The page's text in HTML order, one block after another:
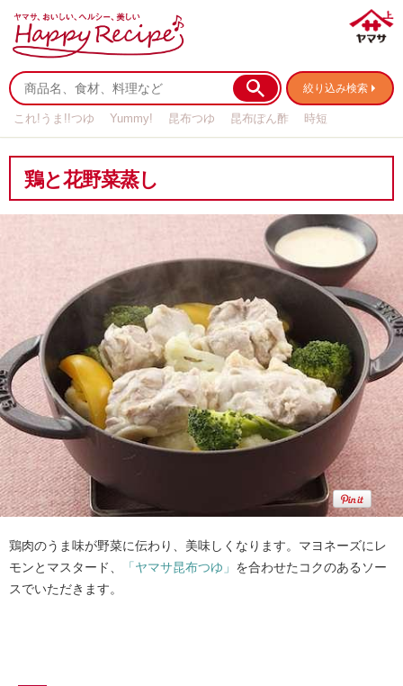
絞り込み検索
これ!うま!!つゆ Yummy! 昆布つゆ 昆布ぽん酢
時短
鶏と花野菜蒸し
鶏肉のうま味が野菜に伝わり、美味しくなります。マヨネーズにレ
モンとマスタード、
「ヤマサ昆布つゆ」 を合わせたコクのあるソー
スでいただきます。